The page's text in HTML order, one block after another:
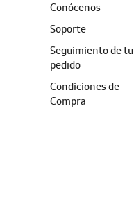
Conócenos
Soporte
Seguimiento de tu
pedido
Condiciones de
Compra